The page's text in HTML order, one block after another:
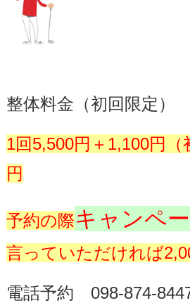
整体料金（初回限定）
1回5,500円＋1,100円（
円
予約の際キャンペ
言っていただければ
電話予約 098-874-